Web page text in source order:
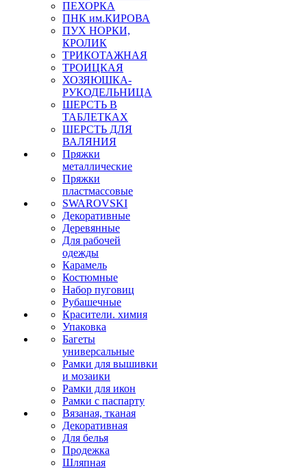
ПЕХОРКА
ПНК им.КИРОВА
ПУХ НОРКИ,
КРОЛИК
ТРИКОТАЖНАЯ
ТРОИЦКАЯ
ХОЗЯЮШКА-
РУКОДЕЛЬНИЦА
ШЕРСТЬ В
ТАБЛЕТКАХ
ШЕРСТЬ ДЛЯ
ВАЛЯНИЯ
Пряжки
металлические
Пряжки
пластмассовые
SWAROVSKI
Декоративные
Деревянные
Для рабочей
одежды
Карамель
Костюмные
Набор пуговиц
Рубашечные
Красители. химия
Упаковка
Багеты
универсальные
Рамки для вышивки
и мозаики
Рамки для икон
Рамки с паспарту
Вязаная, тканая
Декоративная
Для белья
Продежка
Шляпная